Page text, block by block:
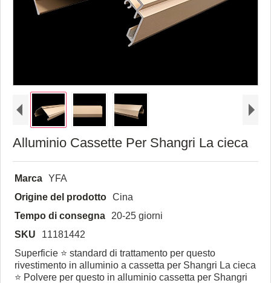
Alluminio Cassette Per Shangri La cieca
Marca YFA
Origine del prodotto Cina
Tempo di consegna
20-25 giorni
SKU
11181442
Superficie ⭐ standard di trattamento per questo
rivestimento in alluminio a cassetta per Shangri La cieca
⭐ Polvere per questo in alluminio cassetta per Shangri